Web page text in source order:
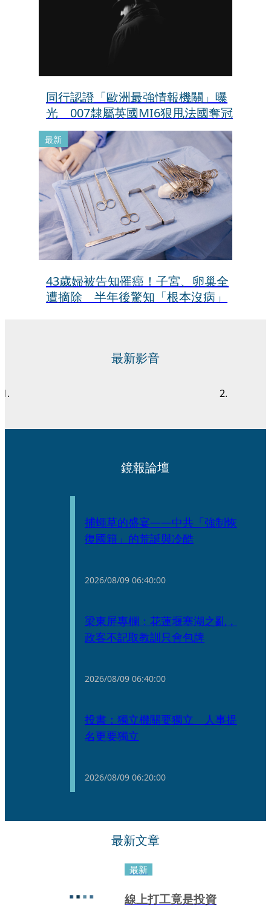
同行認證「歐洲最強情報機關」曝
光 007隸屬英國MI6狠甩法國奪冠
最新
43歲婦被告知罹癌！子宮、卵巢全
遭摘除 半年後驚知「根本沒病」
最新影音
鏡報論壇
捕蠅草的盛宴——中共「強制恢
復國籍」的荒誕與冷酷
2026/08/09 06:40:00
梁東屏專欄：花蓮堰塞湖之亂，
政客不記取教訓只會包牌
2026/08/09 06:40:00
投書：獨立機關要獨立 人事提
名更要獨立
2026/08/09 06:20:00
最新文章
最新
線上打工竟是投資